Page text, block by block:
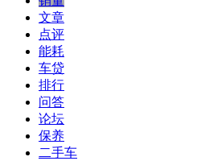
文章
点评
能耗
车贷
排行
问答
论坛
保养
二手车